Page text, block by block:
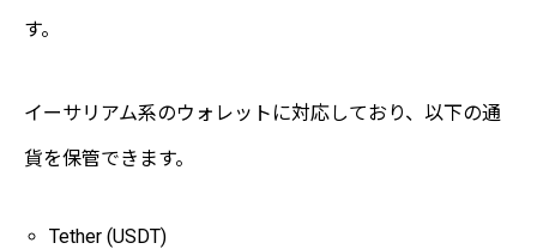
す。
イーサリアム系のウォレットに対応しており、以下の通
貨を保管できます。
Tether (USDT)